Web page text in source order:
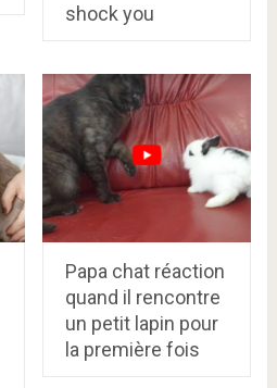
shock you
Papa chat réaction
quand il rencontre
un petit lapin pour
la première fois